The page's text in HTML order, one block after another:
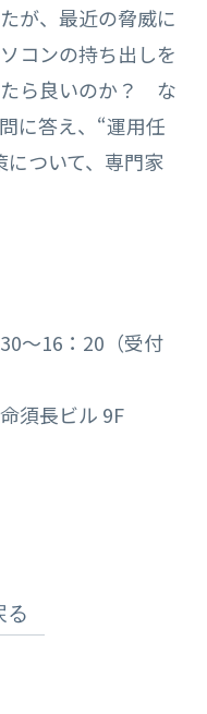
が、最近の脅威に
コンの持ち出しを
ら良いのか？ な
に答え、“運用任
について、専門家
～16：20（受付
須長ビル 9F
る